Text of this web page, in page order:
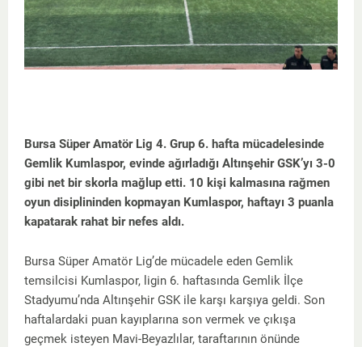
Bursa Süper Amatör Lig 4. Grup 6. hafta mücadelesinde
Gemlik Kumlaspor, evinde ağırladığı Altınşehir GSK’yı 3-0
gibi net bir skorla mağlup etti. 10 kişi kalmasına rağmen
oyun disiplininden kopmayan Kumlaspor, haftayı 3 puanla
kapatarak rahat bir nefes aldı.
Bursa Süper Amatör Lig’de mücadele eden Gemlik
temsilcisi Kumlaspor, ligin 6. haftasında Gemlik İlçe
Stadyumu’nda Altınşehir GSK ile karşı karşıya geldi. Son
haftalardaki puan kayıplarına son vermek ve çıkışa
geçmek isteyen Mavi-Beyazlılar, taraftarının önünde